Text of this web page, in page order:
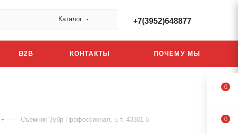
Каталог +7(3952)648877
B2B КОНТАКТЫ ПОЧЕМУ МЫ
— Съемник Зубр Профессионал, 5 т, 43301-5
0
0